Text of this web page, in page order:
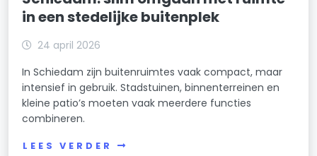
in een stedelijke buitenplek
24 april 2026
In Schiedam zijn buitenruimtes vaak compact, maar
intensief in gebruik. Stadstuinen, binnenterreinen en
kleine patio’s moeten vaak meerdere functies
combineren.
LEES VERDER